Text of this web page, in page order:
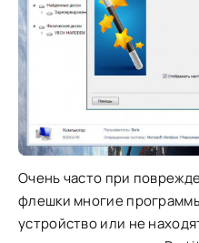
Очень часто при
флешки многие
устройство или не